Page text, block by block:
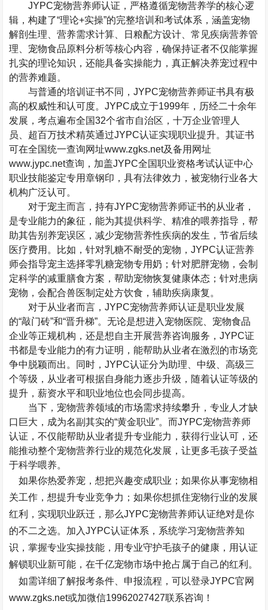
JYPC宠物营养师认证，严格遵循宠物营养学的核心逻
辑，构建了“理论+实操”的完整培训和考试体系，涵盖宠物
解剖生理、营养需求计算、日粮配方设计、常见疾病营养管
理、宠物食品原料分析等核心内容，确保持证者不仅能掌握
扎实的理论知识，还能具备实操能力，真正解决养宠过程中
的营养难题。
与普通的培训证书不同，JYPC宠物营养师证书具有极
高的权威性和认可度。JYPC成立于1999年，历经二十余年
发展，考点遍布全国32个省市自治区，十万企业管理人
员、超百万技术精英通过JYPC认证实现职业提升。其证书
可在全国统一查询网址www.zgks.net及备用网址
www.jypc.net查询，加盖JYPC全国职业资格考试认证中心
职业技能鉴定专用章钢印，具有法律效力，被宠物行业各大
机构广泛认可。
对于宠主而言，持有JYPC宠物营养师证书的从业者，
是专业能力的象征，能为其提供科学、精准的喂养指导，帮
助其告别养宠误区，减少宠物营养性疾病的发生，节省后续
医疗费用。比如，针对乳糖不耐受的宠物，JYPC认证营养
师会指导宠主选择零乳糖宠物专用奶；针对肥胖宠物，会制
定科学的减重膳食方案，帮助宠物恢复健康体态；针对患病
宠物，会配合兽医制定处方饮食，辅助疾病康复。
对于从业者而言，JYPC宠物营养师认证是职业发展
的“敲门砖”和“晋升梯”。无论是想进入宠物医院、宠物食品
企业等正规机构，还是想自主开展营养咨询服务，JYPC证
书都是专业能力的有力证明，能帮助从业者在激烈的市场竞
争中脱颖而出。同时，JYPC认证分为助理、中级、高级三
个等级，从业者可根据自身能力逐步升级，随着认证等级的
提升，薪资水平和职业地位也会同步提高。
当下，宠物营养领域的市场需求持续攀升，专业人才缺
口巨大，成为名副其实的“黄金职业”。而JYPC宠物营养师
认证，不仅能帮助从业者提升专业能力，获得行业认可，还
能推动整个宠物营养行业的规范化发展，让更多毛孩子受益
于科学喂养。
如果你热爱养宠，想把兴趣变成职业；如果你从事宠物相
关工作，想提升专业竞争力；如果你想抓住宠物行业的发展
红利，实现职业跃迁，那么JYPC宠物营养师认证绝对是你
的不二之选。加入JYPC认证体系，系统学习宠物营养知
识，掌握专业实操技能，用专业守护毛孩子的健康，用认证
解锁职业新可能，在千亿宠物市场中抢占属于自己的红利。
如需详细了解报考条件、申报流程，可以登录JYPC官网
www.zgks.net或加微信19962027427联系咨询！